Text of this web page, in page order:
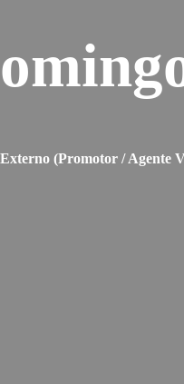
(Promotor / Agente